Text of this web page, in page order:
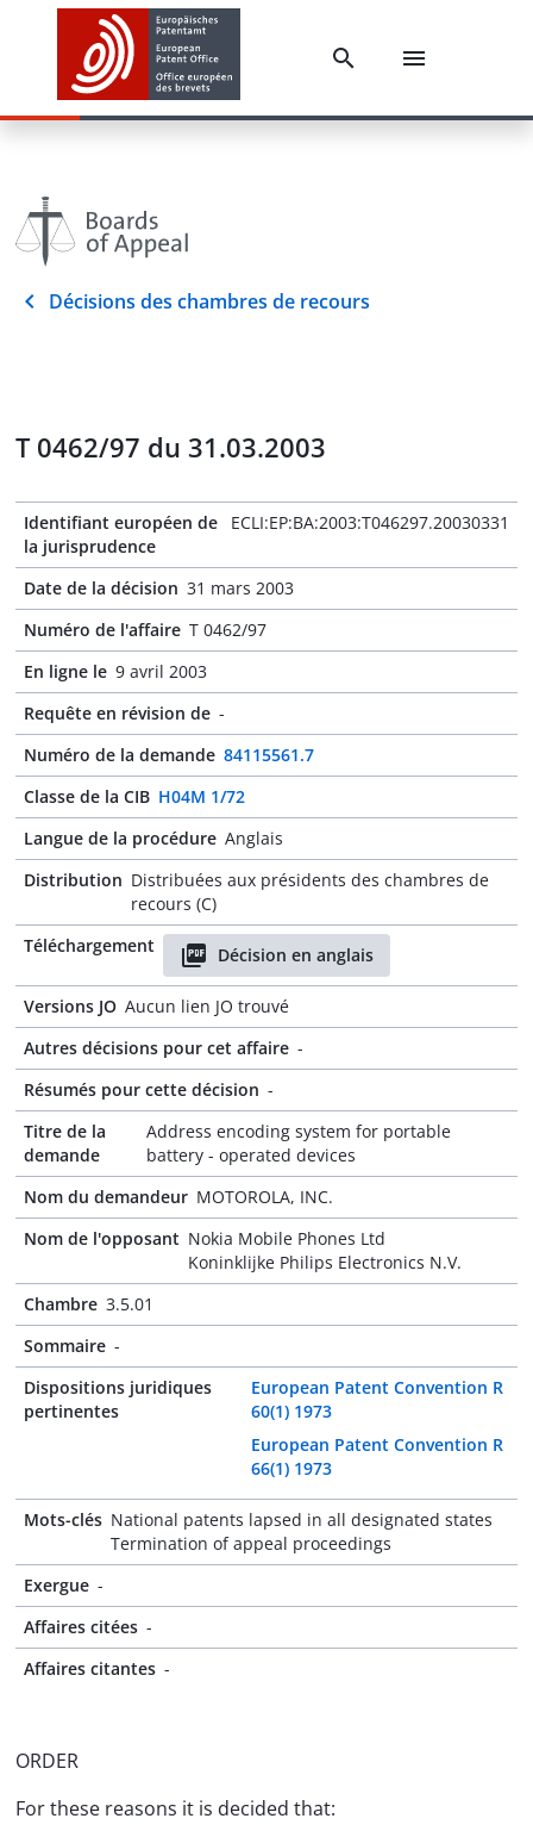
Décisions des chambres de recours
T 0462/97 du 31.03.2003
Identifiant européen de
la jurisprudence
ECLI:EP:BA:2003:T046297.20030331
Date de la décision 31 mars 2003
Numéro de l'affaire T 0462/97
En ligne le 9 avril 2003
Requête en révision de -
Numéro de la demande 84115561.7
Classe de la CIB H04M 1/72
Langue de la procédure Anglais
Distribution Distribuées aux présidents des chambres de
recours (C)
Téléchargement
Décision en anglais
Versions JO Aucun lien JO trouvé
Autres décisions pour cet affaire -
Résumés pour cette décision -
Titre de la
demande
Address encoding system for portable
battery - operated devices
Nom du demandeur MOTOROLA, INC.
Nom de l'opposant Nokia Mobile Phones Ltd
Koninklijke Philips Electronics N.V.
Chambre 3.5.01
Sommaire -
Dispositions juridiques
pertinentes
European Patent Convention R
60(1) 1973
European Patent Convention R
66(1) 1973
Mots-clés National patents lapsed in all designated states
Termination of appeal proceedings
Exergue -
Affaires citées -
Affaires citantes -
ORDER
For these reasons it is decided that: